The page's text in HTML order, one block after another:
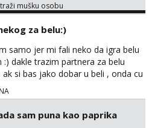
nekoga pa da se nemoram
me tamo, cekam te!
mušku osobu
za belu:)
samo jer mi fali neko da igra belu
:) dakle trazim partnera za belu
ak si bas jako dobar u beli , onda cu
dalje Klikni na link ispod i nadji me
te!
sam puna kao paprika